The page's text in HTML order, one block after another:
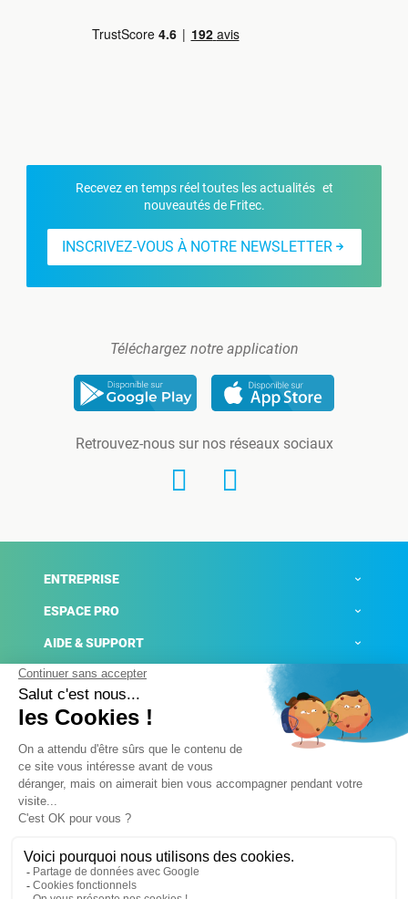
Recevez en temps réel toutes les actualités et
nouveautés de Fritec.
INSCRIVEZ-VOUS À NOTRE NEWSLETTER
Téléchargez notre application
Retrouvez-nous sur nos réseaux sociaux
ENTREPRISE
ESPACE PRO
AIDE & SUPPORT
ACTUALITÉS
Mentions légales
Conditions générales de ventes